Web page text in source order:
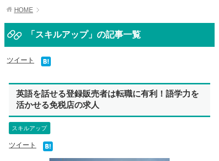
HOME
「スキルアップ」の記事一覧
ツイート
英語を話せる登録販売者は転職に有利！語学力を
活かせる免税店の求人
スキルアップ
ツイート